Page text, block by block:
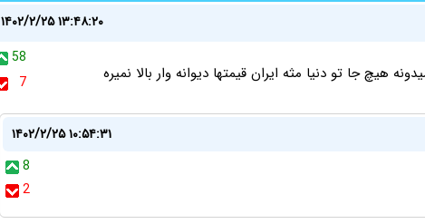
۱۴۰۲/۲/۲۵ ۱۳:۴۸:۲۰
58
7
هیچ جا تو دنیا مثه ایران قیمتها دیوانه وار بالا نمیره
۱۴۰۲/۲/۲۵ ۱۰:۵۴:۳۱
8
2